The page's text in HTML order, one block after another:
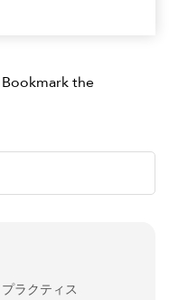
Bookmark the
ラクティス